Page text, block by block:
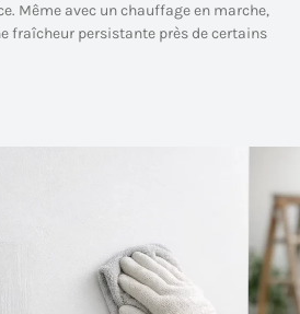
Même avec un chauffage en marche,
fraîcheur persistante près de certains